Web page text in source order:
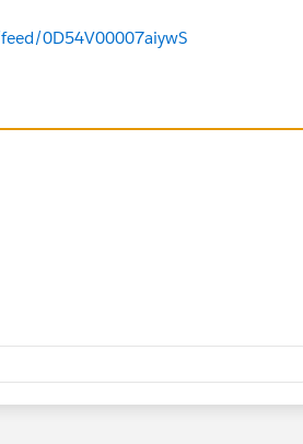
0D54V00007aiywS